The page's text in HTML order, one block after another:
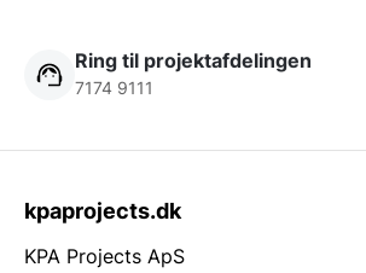
Ring til projektafdelingen
7174 9111
kpaprojects.dk
KPA Projects ApS